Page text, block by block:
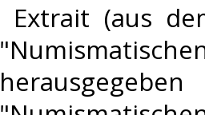
Extrait (aus